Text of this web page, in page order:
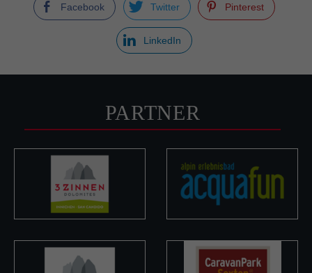
Facebook Twitter Pinterest
LinkedIn
PARTNER